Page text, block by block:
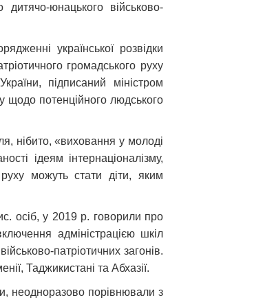
юнацького військово-
української розвідки
громадського руху
підписаний міністром
щодо потенційного людського
нібито, «виховання у молоді
ідеям інтернаціоналізму,
руху можуть стати діти, яким
осіб, у 2019 р. говорили про
адміністрацією шкіл
патріотичних загонів.
Таджикистані та Абхазії.
неодноразово порівнювали з